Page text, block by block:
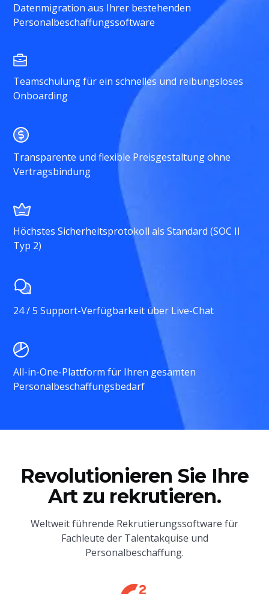
Datenmigration aus Ihrer bestehenden
Personalbeschaffungssoftware
Teamschulung für ein schnelles und reibungsloses
Onboarding
Transparente und flexible Preisgestaltung ohne
Vertragsbindung
Höchstes Sicherheitsprotokoll als Standard (SOC II
Typ 2)
24 / 5 Support-Verfügbarkeit über Live-Chat
All-in-One-Plattform für Ihren gesamten
Personalbeschaffungsbedarf
Revolutionieren Sie Ihre
Art zu rekrutieren.
Weltweit führende Rekrutierungssoftware für
Fachleute der Talentakquise und
Personalbeschaffung.